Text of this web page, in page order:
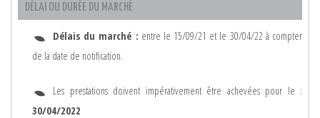
DÉLAI OU DURÉE DU MARCHÉ
Délais du marché : entre le 15/09/21 et le 30/04/22 à compter
de la date de notification.
Les prestations doivent impérativement être achevées pour le :
30/04/2022